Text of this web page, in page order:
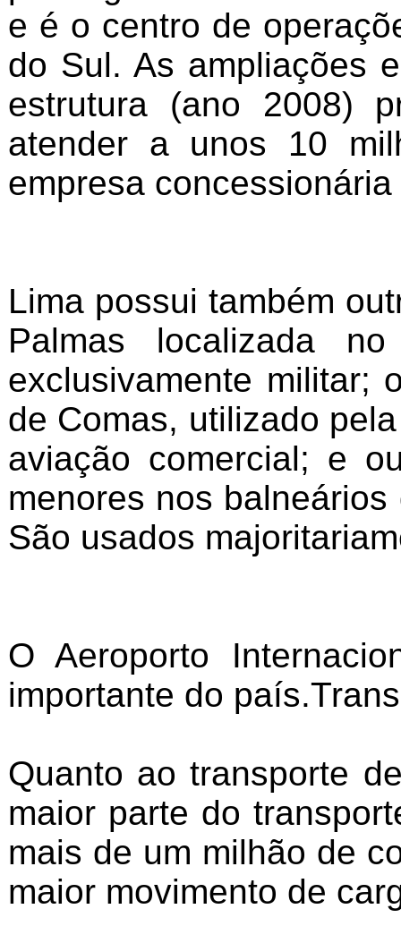
e é o centro de
do Sul. As ampliações
estrutura (ano 2008)
atender a unos 10
empresa
Lima possui também
Palmas localizada
exclusivamente militar;
de Comas, utilizado
aviação comercial; e
menores nos
São usados
O Aeroporto
importante do
Quanto ao transporte
maior parte do
mais de um milhão de
maior movimento de